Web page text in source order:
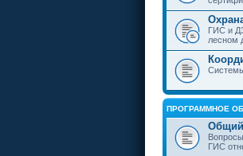
ГИС и
лесном
ПРОГРАММНОЕ
ГИС